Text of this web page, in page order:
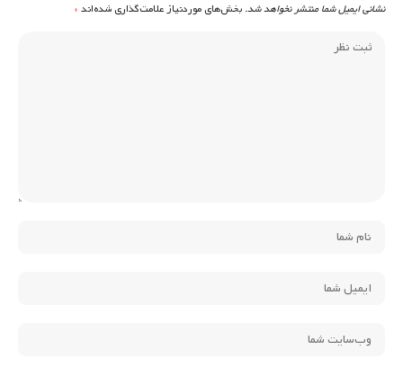
نشانی ایمیل شما منتشر نخواهد شد. بخش‌های موردنیاز علامت‌گذاری شده‌اند*